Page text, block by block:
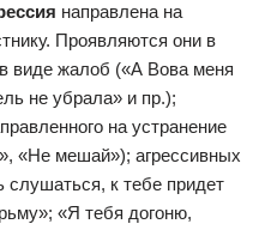
направлена на
Проявляются они в
виде жалоб («А Вова меня
не убрала» и пр.);
на устранение
«Не мешай»); агрессивных
к тебе придет
«Я тебя догоню,